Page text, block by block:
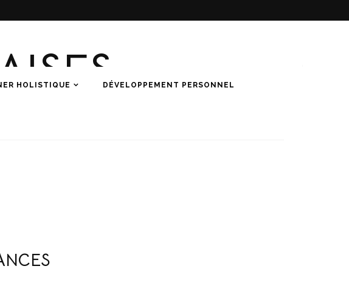
HOLISTIQUE DÉVELOPPEMENT PERSONNEL